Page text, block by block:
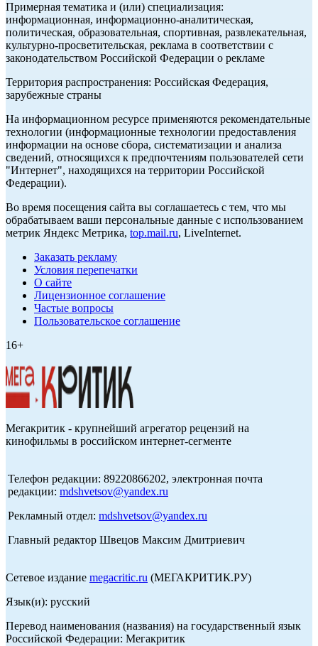
Примерная тематика и (или) специализация:
информационная, информационно-аналитическая,
политическая, образовательная, спортивная, развлекательная,
культурно-просветительская, реклама в соответствии с
законодательством Российской Федерации о рекламе
Территория распространения: Российская Федерация,
зарубежные страны
На информационном ресурсе применяются рекомендательные
технологии (информационные технологии предоставления
информации на основе сбора, систематизации и анализа
сведений, относящихся к предпочтениям пользователей сети
"Интернет", находящихся на территории Российской
Федерации).
Во время посещения сайта вы соглашаетесь с тем, что мы
обрабатываем ваши персональные данные с использованием
метрик Яндекс Метрика, top.mail.ru, LiveInternet.
Заказать рекламу
Условия перепечатки
О сайте
Лицензионное соглашение
Частые вопросы
Пользовательское соглашение
16+
Мегакритик - крупнейший агрегатор рецензий на
кинофильмы в российском интернет-сегменте
Телефон редакции: 89220866202, электронная почта
редакции: mdshvetsov@yandex.ru
Рекламный отдел: mdshvetsov@yandex.ru
Главный редактор Швецов Максим Дмитриевич
Сетевое издание megacritic.ru (МЕГАКРИТИК.РУ)
Язык(и): русский
Перевод наименования (названия) на государственный язык
Российской Федерации: Мегакритик